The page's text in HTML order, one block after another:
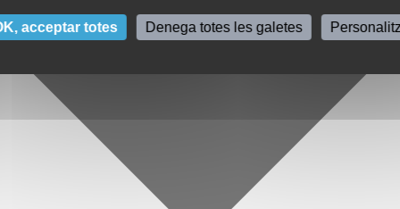
acceptar totes Denega totes les galetes